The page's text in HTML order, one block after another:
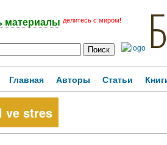
материалы делитесь с миром!
Главная Авторы Статьи
ve stres